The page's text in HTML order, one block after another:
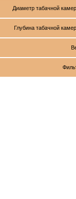
Диаметр табачной
Глубина табачной